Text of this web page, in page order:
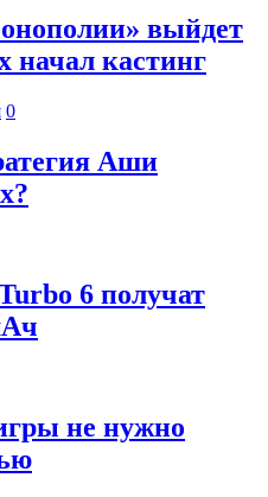
выйдет
начал кастинг
0
Аши
6 получат
не нужно